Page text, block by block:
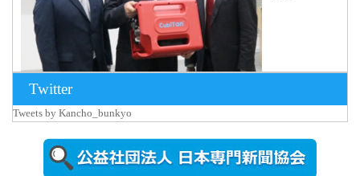
2026年8月5日
更新
農工大で大
Twitter
Tweets by Kancho_bunkyo